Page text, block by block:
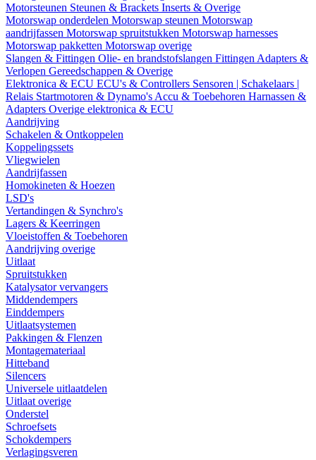
Motorsteunen Steunen & Brackets Inserts & Overige
Motorswap onderdelen Motorswap steunen Motorswap
aandrijfassen Motorswap spruitstukken Motorswap harnesses
Motorswap pakketten Motorswap overige
Slangen & Fittingen Olie- en brandstofslangen Fittingen Adapters &
Verlopen Gereedschappen & Overige
Elektronica & ECU ECU's & Controllers Sensoren | Schakelaars |
Relais Startmotoren & Dynamo's Accu & Toebehoren Harnassen &
Adapters Overige elektronica & ECU
Aandrijving
Schakelen & Ontkoppelen
Koppelingssets
Vliegwielen
Aandrijfassen
Homokineten & Hoezen
LSD's
Vertandingen & Synchro's
Lagers & Keerringen
Vloeistoffen & Toebehoren
Aandrijving overige
Uitlaat
Spruitstukken
Katalysator vervangers
Middendempers
Einddempers
Uitlaatsystemen
Pakkingen & Flenzen
Montagemateriaal
Hitteband
Silencers
Universele uitlaatdelen
Uitlaat overige
Onderstel
Schroefsets
Schokdempers
Verlagingsveren